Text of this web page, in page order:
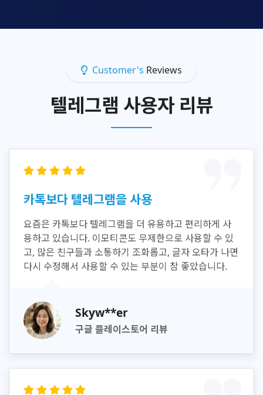
Customer's Reviews
텔레그램 사용자 리뷰
카톡보다 텔레그램을 사용
요즘은 카톡보다 텔레그램을 더 유용하고 편리하게 사
용하고 있습니다. 이모티콘도 무제한으로 사용할 수 있
고, 많은 친구들과 소통하기 조화롭고, 글자 오타가 나면
다시 수정해서 사용할 수 있는 부분이 참 좋았습니다.
Skyw**er
구글 플레이스토어 리뷰